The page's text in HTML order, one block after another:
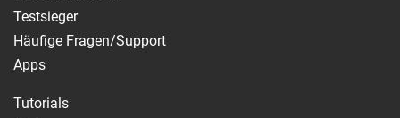
Testsieger
Häufige Fragen/Support
Apps
Tutorials